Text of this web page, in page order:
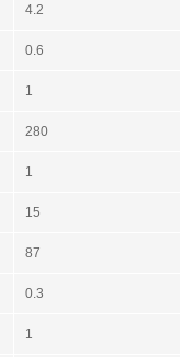
4.2
0.6
1
280
1
15
87
0.3
1